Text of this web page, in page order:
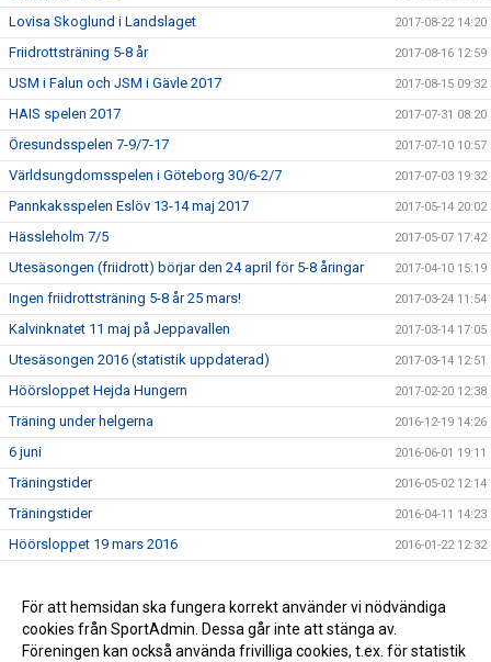
Lovisa Skoglund i Landslaget 2017-08-22 14:20
Friidrottsträning 5-8 år 2017-08-16 12:59
USM i Falun och JSM i Gävle 2017 2017-08-15 09:32
HAIS spelen 2017 2017-07-31 08:20
Öresundsspelen 7-9/7-17 2017-07-10 10:57
Världsungdomsspelen i Göteborg 30/6-2/7 2017-07-03 19:32
Pannkaksspelen Eslöv 13-14 maj 2017 2017-05-14 20:02
Hässleholm 7/5 2017-05-07 17:42
Utesäsongen (friidrott) börjar den 24 april för 5-8 åringar 2017-04-10 15:19
Ingen friidrottsträning 5-8 år 25 mars! 2017-03-24 11:54
Kalvinknatet 11 maj på Jeppavallen 2017-03-14 17:05
Utesäsongen 2016 (statistik uppdaterad) 2017-03-14 12:51
Höörsloppet Hejda Hungern 2017-02-20 12:38
Träning under helgerna 2016-12-19 14:26
6 juni 2016-06-01 19:11
Träningstider 2016-05-02 12:14
Träningstider 2016-04-11 14:23
Höörsloppet 19 mars 2016 2016-01-22 12:32
Friidrottens Hemsida 2015-04-25 10:43
Välkomna till Kalvinknatet 2015 2015-04-25 10:15
För att hemsidan ska fungera korrekt använder vi nödvändiga
cookies från SportAdmin. Dessa går inte att stänga av.
Föreningen kan också använda frivilliga cookies, t.ex. för statistik